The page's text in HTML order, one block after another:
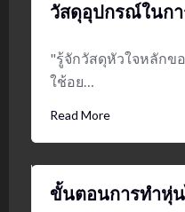
วัสดุอุปกรณ์ในก
"รู้จักวัสดุหัวใจหลักข
ใช้อย…
Read More
ขั้นตอนการทำหุ่